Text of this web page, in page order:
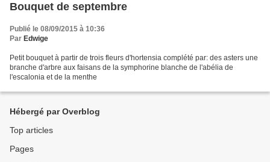
Bouquet de septembre
Publié le 08/09/2015 à 10:36
Par Edwige
Petit bouquet à partir de trois fleurs d'hortensia complété par: des asters une
branche d'arbre aux faisans de la symphorine blanche de l'abélia de
l'escalonia et de la menthe
Hébergé par Overblog
Top articles
Pages